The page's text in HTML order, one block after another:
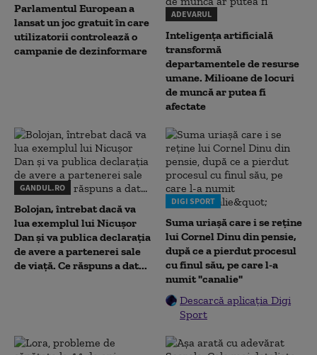
Parlamentul European a
lansat un joc gratuit în care
utilizatorii controlează o
campanie de dezinformare
ADEVARUL
Inteligența artificială
transformă
departamentele de resurse
umane. Milioane de locuri
de muncă ar putea fi
afectate
GANDUL.RO
Bolojan, întrebat dacă va
lua exemplul lui Nicușor
Dan și va publica declarația
de avere a partenerei sale
de viață. Ce răspuns a dat...
DIGI SPORT
Suma uriașă care i se reține
lui Cornel Dinu din pensie,
după ce a pierdut procesul
cu finul său, pe care l-a
numit "canalie"
Descarcă aplicația Digi
Sport